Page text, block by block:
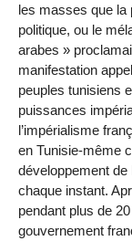
les masses que la
politique, ou le
arabes »
manifestation
peuples tunisiens
puissances
l’impérialisme
en Tunisie-même
développement de
chaque instant.
pendant plus de
gouvernement